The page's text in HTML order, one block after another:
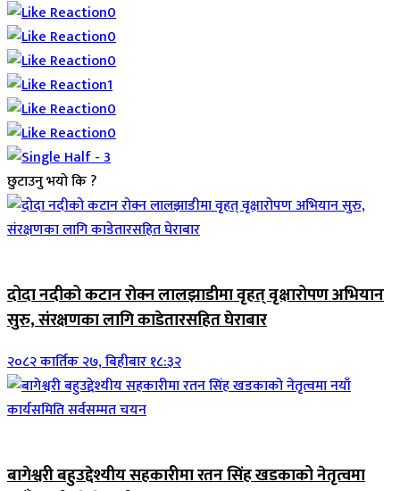
0
0
0
1
0
0
छुटाउनु भयो कि ?
दोदा नदीको कटान रोक्न लालझाडीमा वृहत् वृक्षारोपण अभियान
सुरु, संरक्षणका लागि काडेतारसहित घेराबार
२०८२ कार्तिक २७, बिहीबार १८:३२
बागेश्वरी बहुउद्देश्यीय सहकारीमा रतन सिंह खडकाको नेतृत्वमा